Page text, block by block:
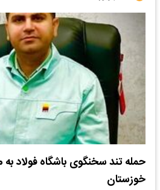
حمله تند سخنگوی باشگاه فولاد به
خوزستان